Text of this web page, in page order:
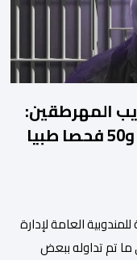
المهرطقين:
المحلي العرجات 1 التابعة للمندوبية العامة لإدارة
ما تم تداوله ببعض